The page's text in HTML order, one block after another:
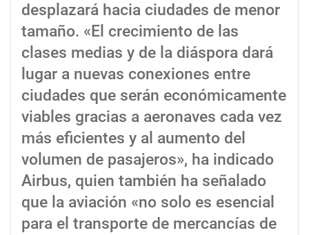
desplazará hacia ciudades de menor
tamaño. «El crecimiento de las
clases medias y de la diáspora dará
lugar a nuevas conexiones entre
ciudades que serán económicamente
viables gracias a aeronaves cada vez
más eficientes y al aumento del
volumen de pasajeros», ha indicado
Airbus, quien también ha señalado
que la aviación «no solo es esencial
para el transporte de mercancías de